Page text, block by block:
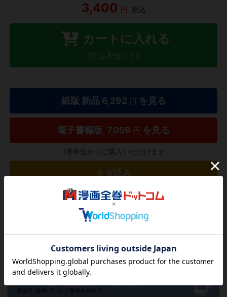
3,400 円 税込
カートに入れる
(中古本セット)
紙版 新品 6,292 円 を見る
電子書籍版 7,059 円 を見る
1巻単位からご購入いただけます
タダ読み
欲しいリストに追加する
気になる商品を登録